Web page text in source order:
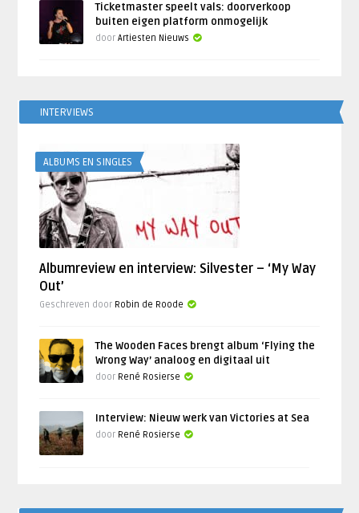
Ticketmaster speelt vals: doorverkoop
buiten eigen platform onmogelijk
doorArtiesten Nieuws
INTERVIEWS
ALBUMS EN SINGLES
Albumreview en interview: Silvester – ‘My Way
Out’
Geschreven door Robin de Roode
The Wooden Faces brengt album ‘Flying the
Wrong Way’ analoog en digitaal uit
door René Rosierse
Interview: Nieuw werk van Victories at Sea
door René Rosierse